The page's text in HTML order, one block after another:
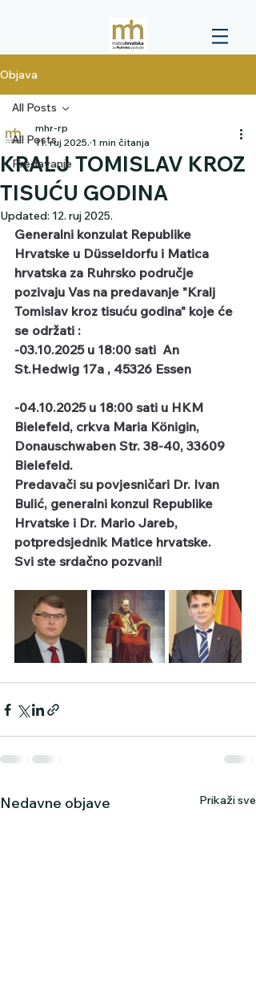
Objava
All Posts
Predavanje
All Posts
KRALJ TOMISLAV KROZ
TISUĆU GODINA
mhr-rp
11. ruj 2025. 1 min čitanja
Updated: 12. ruj 2025.
Generalni konzulat Republike
Hrvatske u Düsseldorfu i Matica
hrvatska za Ruhrsko područje
pozivaju Vas na predavanje "Kralj
Tomislav kroz tisuću godina" koje će
se održati :
-03.10.2025 u 18:00 sati  An
St.Hedwig 17a , 45326 Essen
-04.10.2025 u 18:00 sati u HKM
Bielefeld, crkva Maria Königin,
Donauschwaben Str. 38-40, 33609
Bielefeld.
Predavači su povjesničari Dr. Ivan
Bulić, generalni konzul Republike
Hrvatske i Dr. Mario Jareb,
potpredsjednik Matice hrvatske.
Svi ste srdačno pozvani!
Nedavne objave Prikaži sve